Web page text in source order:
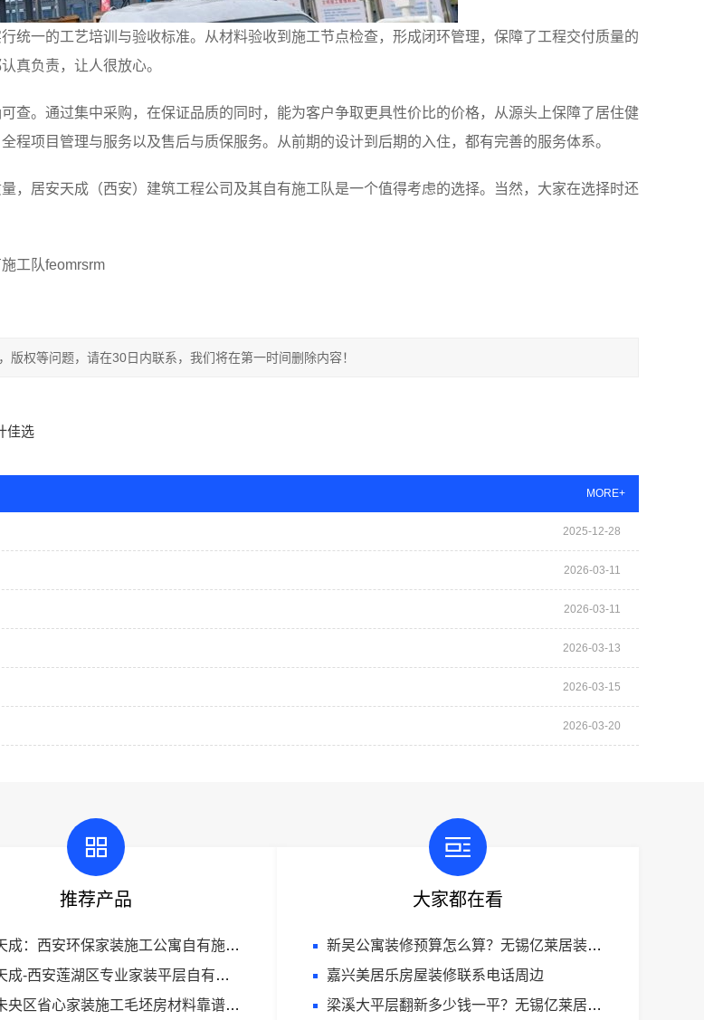
统一的工艺培训与验收标准。从材料验收到施工节点检查，形成闭环管理，保障了工程交付质量的
真负责，让人很放心。
查。通过集中采购，在保证品质的同时，能为客户争取更具性价比的价格，从源头上保障了居住健
项目管理与服务以及售后与质保服务。从前期的设计到后期的入住，都有完善的服务体系。
，居安天成（西安）建筑工程公司及其自有施工队是一个值得考虑的选择。当然，大家在选择时还
工队feomrsrm
权等问题，请在30日内联系，我们将在第一时间删除内容！
佳选
MORE+
2025-12-28
2026-03-11
2026-03-11
2026-03-13
2026-03-15
2026-03-20
推荐产品
成：西安环保家装施工公寓自有施工队
-西安莲湖区专业家装平层自有施工队
心家装施工毛坯房材料靠谱-居安天成（西安）建筑工程有限责任公司
大家都在看
新吴公寓装修预算怎么算？无锡亿莱居装饰工程材料有限公司帮您省心
嘉兴美居乐房屋装修联系电话周边
梁溪大平层翻新多少钱一平？无锡亿莱居帮您算